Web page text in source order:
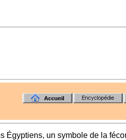
Égyptiens, un symbole de la